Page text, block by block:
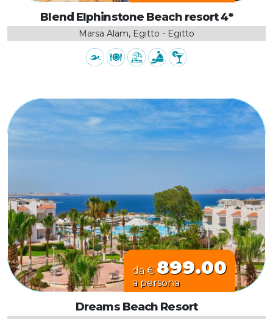
Blend Elphinstone Beach resort 4*
Marsa Alam, Egitto - Egitto
da € 899.00
a persona
Dreams Beach Resort